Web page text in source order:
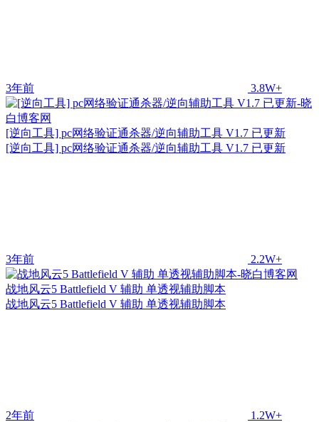
3年前 3.8W+
[逆向工具] pc网络验证通杀器/逆向辅助工具 V1.7 已更新
[逆向工具] pc网络验证通杀器/逆向辅助工具 V1.7 已更新
3年前 2.2W+
战地风云5 Battlefield V 辅助 单透视辅助脚本
战地风云5 Battlefield V 辅助 单透视辅助脚本
2年前 1.2W+